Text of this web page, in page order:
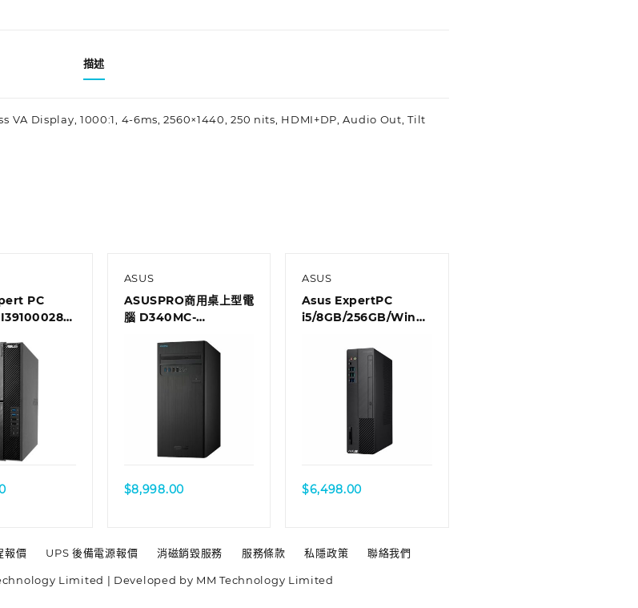
描述
VA Display, 1000:1, 4-6ms, 2560×1440, 250 nits, HDMI+DP, Audio Out, Tilt
PC
ASUS
ASUSPRO商用桌上型電
腦 D340MC-
$8,998.00
ASUS
Asus ExpertPC
i5/8GB/256GB/Win
D6414SFF-
I59400036R
$6,498.00
報價 UPS 後備電源報價 消磁銷毀服務 服務條款 私隱政策 聯絡我們
Limited | Developed by MM Technology Limited